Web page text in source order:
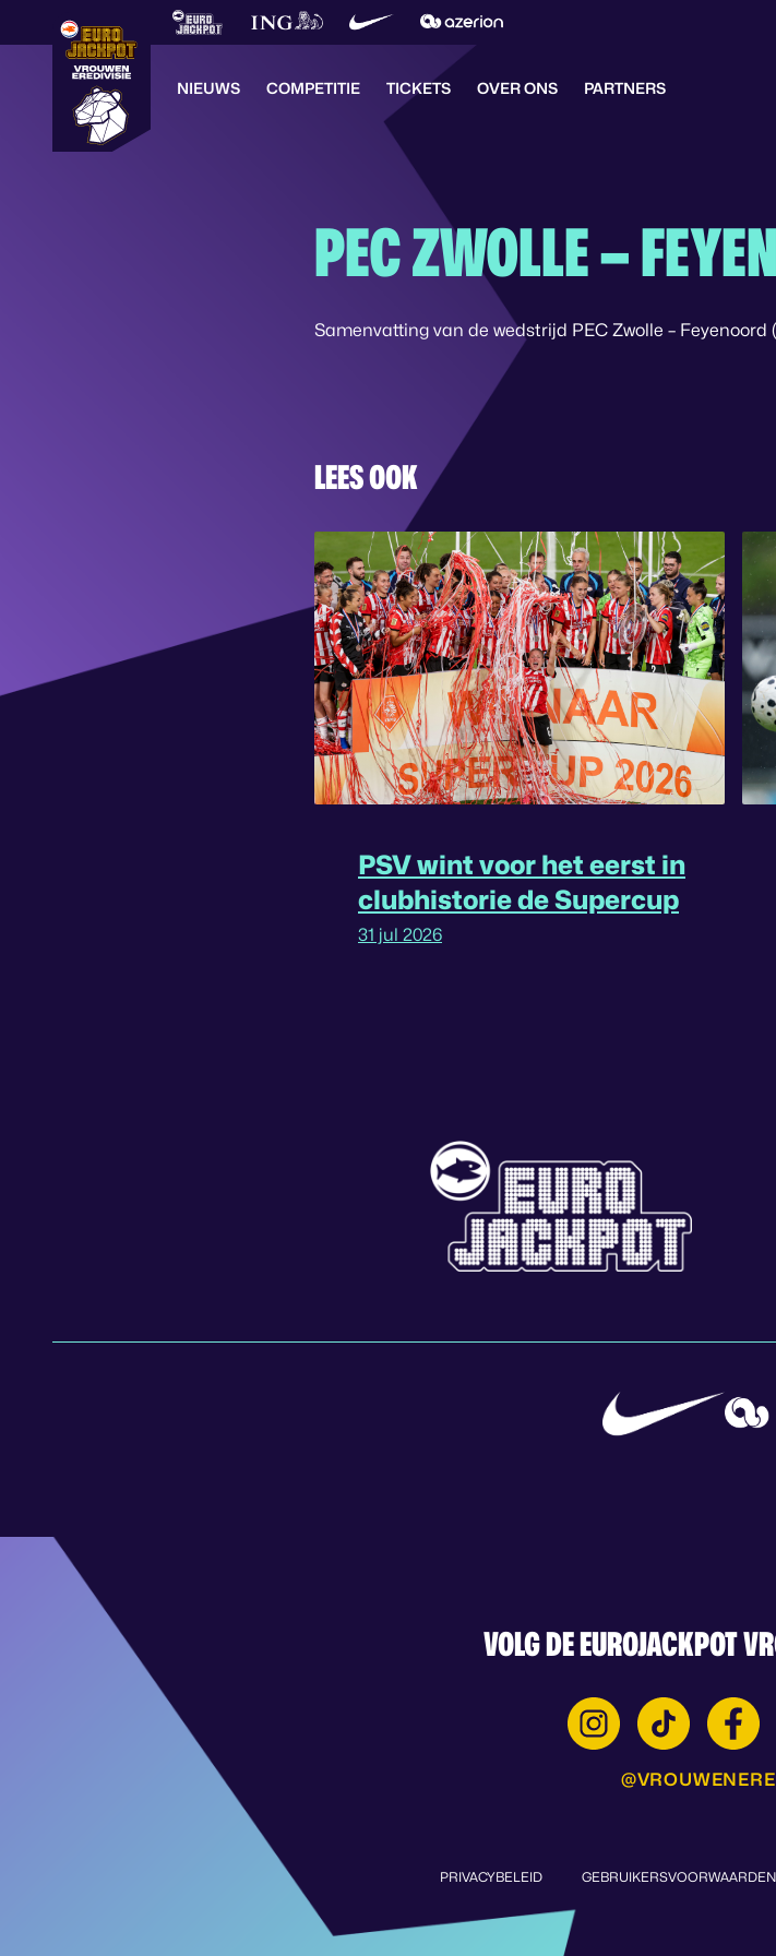
NIEUWS COMPETITIE TICKETS OVER ONS PARTNERS
PEC ZWOLLE –
Samenvatting van de wedstrijd PEC Zwolle – Feyenoord
LEES OOK
PSV wint voor het eerst in
clubhistorie de Supercup
31 jul 2026
VOLG DE EUROJACKPOT
PRIVACYBELEID GEBRUIKERSVOORWAARDEN